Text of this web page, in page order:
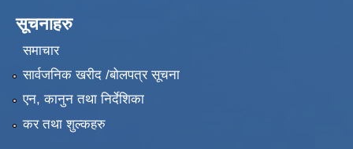
सूचनाहरु
समाचार
सार्वजनिक खरीद /बोलपत्र सूचना
एन, कानुन तथा निर्देशिका
कर तथा शुल्कहरु